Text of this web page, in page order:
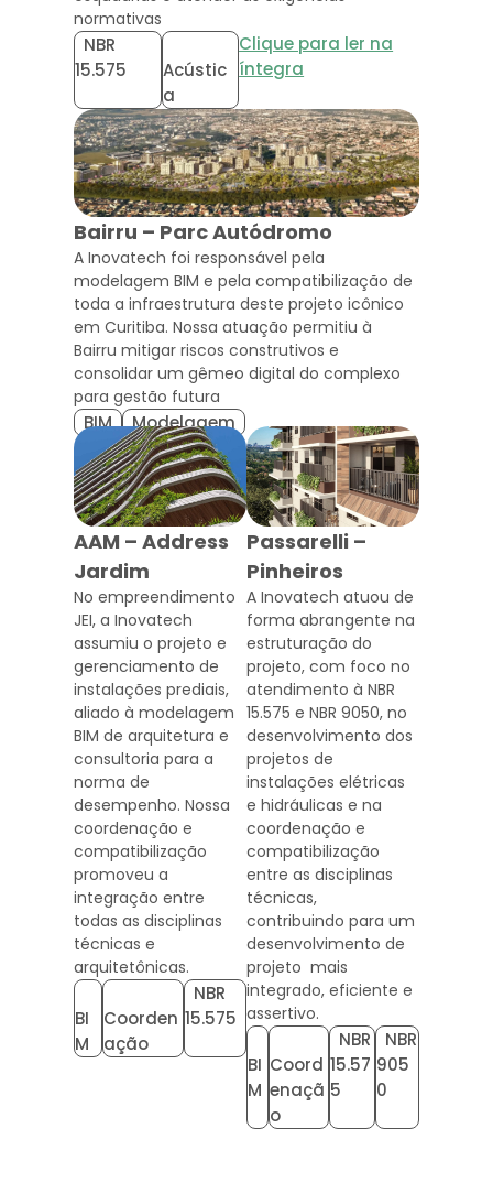
normativas
NBR
15.575
Acústic
a
Clique para ler na
íntegra
Bairru – Parc Autódromo
A Inovatech foi responsável pela
modelagem BIM e pela compatibilização de
toda a infraestrutura deste projeto icônico
em Curitiba. Nossa atuação permitiu à
Bairru mitigar riscos construtivos e
consolidar um gêmeo digital do complexo
para gestão futura
BIMModelagem
AAM – Address
Jardim
No empreendimento
JEI, a Inovatech
assumiu o projeto e
gerenciamento de
instalações prediais,
aliado à modelagem
BIM de arquitetura e
consultoria para a
norma de
desempenho. Nossa
coordenação e
compatibilização
promoveu a
integração entre
todas as disciplinas
técnicas e
arquitetônicas.
BI
M
Coorden
ação
NBR
15.575
Passarelli –
Pinheiros
A Inovatech atuou de
forma abrangente na
estruturação do
projeto, com foco no
atendimento à NBR
15.575 e NBR 9050, no
desenvolvimento dos
projetos de
instalações elétricas
e hidráulicas e na
coordenação e
compatibilização
entre as disciplinas
técnicas,
contribuindo para um
desenvolvimento de
projeto mais
integrado, eficiente e
assertivo.
BI
M
Coord
enaçã
o
NBR
15.57
5
NBR
905
0